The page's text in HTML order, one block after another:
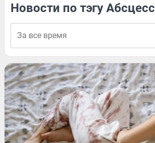
Новости по тэгу Абсцесс